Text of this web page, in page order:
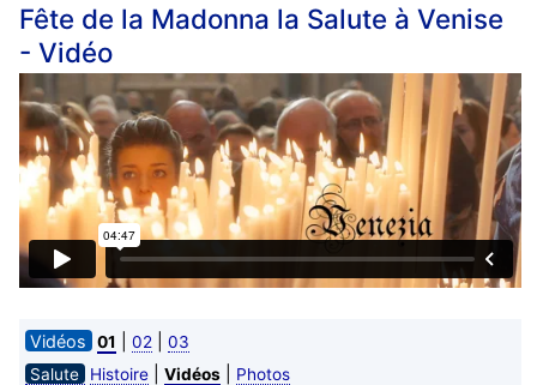
Fête de la Madonna la Salute à Venise
- Vidéo
Vidéos 01 02
03
Salute
Histoire| Vidéos|
Photos